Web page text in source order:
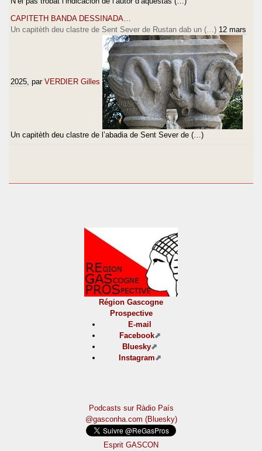
CAPITETH BANDA DESSINADA…
Un capitèth deu clastre de Sent Sever de Rustan dab un (…) 12 mars
2025 , par VERDIER Gilles
Un capitèth deu clastre de l’abadia de Sent Sever de (…)
Région Gascogne
Prospective
E-mail
Facebook
Bluesky
Instagram
Podcasts sur Ràdio País
@gasconha.com (Bluesky)
Esprit GASCON